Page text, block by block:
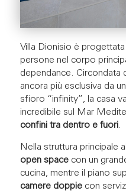
Villa Dionisio è
persone nel corpo
dependance. Circondata
ancora più esclusiva da
sfioro “infinity”, la casa
incredibile sul Mar
confini tra dentro e fuori.
Nella struttura principale
open spacecon un
cucina, mentre il piano
camere doppiecon